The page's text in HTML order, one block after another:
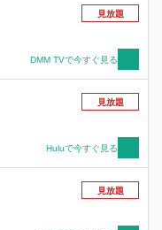
どろろ〟という幼い盗
それは、鬼か人か──。
る化け物を見据えてい
見放題
DMM TVで今すぐ見る
見放題
Huluで今すぐ見る
見放題